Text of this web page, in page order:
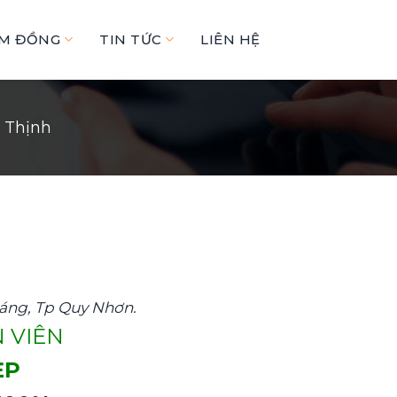
ĐỒNG TIN TỨC LIÊN HỆ
Thịnh
Tp Quy Nhơn.
VIÊN